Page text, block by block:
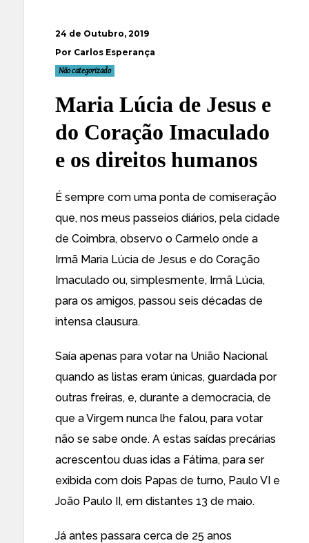
24 de Outubro, 2019
Por Carlos Esperança
Não categorizado
Maria Lúcia de Jesus e
do Coração Imaculado
e os direitos humanos
É sempre com uma ponta de comiseração
que, nos meus passeios diários, pela cidade
de Coimbra, observo o Carmelo onde a
Irmã Maria Lúcia de Jesus e do Coração
Imaculado ou, simplesmente, Irmã Lúcia,
para os amigos, passou seis décadas de
intensa clausura.
Saía apenas para votar na União Nacional
quando as listas eram únicas, guardada por
outras freiras, e, durante a democracia, de
que a Virgem nunca lhe falou, para votar
não se sabe onde. A estas saídas precárias
acrescentou duas idas a Fátima, para ser
exibida com dois Papas de turno, Paulo VI e
João Paulo II, em distantes 13 de maio.
Já antes passara cerca de 25 anos